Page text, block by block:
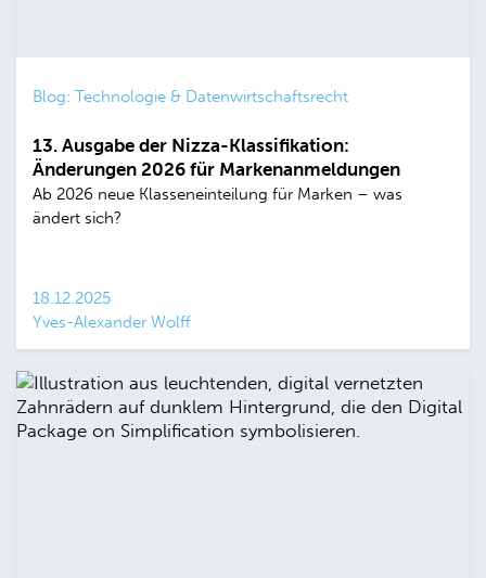
Blog: Technologie & Datenwirtschaftsrecht
13. Ausgabe der Nizza-Klassifikation:
Änderungen 2026 für Markenanmeldungen
Ab 2026 neue Klasseneinteilung für Marken – was
ändert sich?
18.12.2025
Yves-Alexander Wolff